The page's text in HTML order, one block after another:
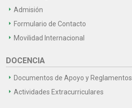
Admisión
Formulario de Contacto
Movilidad Internacional
DOCENCIA
Documentos de Apoyo y Reglamentos
Actividades Extracurriculares